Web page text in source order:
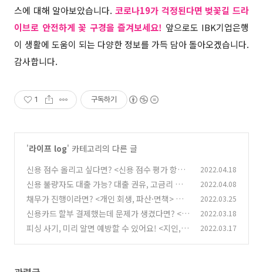
스에 대해 알아보았습니다. 코로나19가 걱정된다면 벚꽃길 드라
이브로 안전하게 꽃 구경을 즐겨보세요! 앞으로도 IBK기업은행
이 생활에 도움이 되는 다양한 정보를 가득 담아 돌아오겠습니다.
감사합니다.
1 구독하기
'라이프 log' 카테고리의 다른 글
신용 점수 올리고 싶다면? <신용 점수 평가 항목
과 관리 방법> 알아보기 (0)
2022.04.18
신용 불량자도 대출 가능? 대출 권유, 고금리 수
취, 불법 추심에 대한 협박 예방법 (0)
2022.04.08
채무가 진행이라면? <개인 회생, 파산·면책> 채
무 조정 제도로 도움 받으세요! (0)
2022.03.25
신용카드 할부 결제했는데 문제가 생겼다면? <할
부철회권, 항변권 행사> 할 수 있어요. (0)
2022.03.18
피싱 사기, 미리 알면 예방할 수 있어요! <지인,
2022.03.17